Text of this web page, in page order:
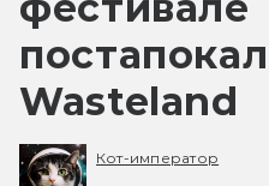
Wasteland
Кот-император